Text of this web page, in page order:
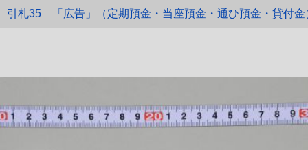
引札35 「広告」（定期預金・当座預金・通ひ預金・貸付金